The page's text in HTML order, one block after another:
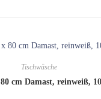
Tischwäsche
cm Damast, reinweiß,